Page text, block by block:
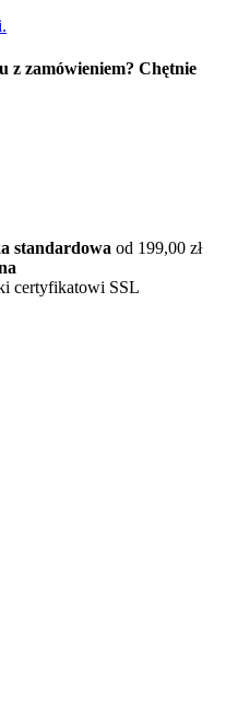
z zamówieniem? Chętnie
standardowa od 199,00 zł
certyfikatowi SSL